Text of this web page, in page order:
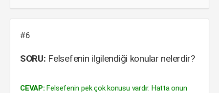
#6
SORU: Felsefenin ilgilendiği konular nelerdir?
CEVAP: Felsefenin pek çok konusu vardır. Hatta onun